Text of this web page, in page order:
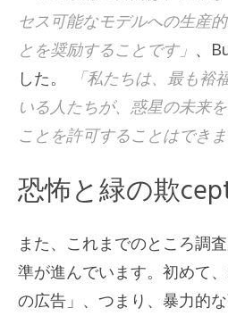
セス可能なモデルへの生産
とを奨励することです」 、
した。
「私たちは、最も
いる人たちが、惑星の未来
ことを許可することはできま
恐怖と緑の欺
また、これまでのところ調
準が進んでいます。初めて
の広告」、つまり、暴力的